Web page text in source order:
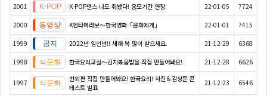
2001 K-POP댄스 나도 춰봤다! 응모기간 연장 22-01-05 7724
2000 K엔타메라보～한국영화「윤희에게」 22-01-01 7415
1999 2022년 임인년!! 새해 복 많이 받으세요. 21-12-29 6368
1998 한국요리교실〜김치볶음밥을 직접 만들어봐요! 21-12-28 6626
1997
번외편 직접 만들어봐요! 한국요리! 사진＆감상문 콘
테스트 발표
21-12-23 6546